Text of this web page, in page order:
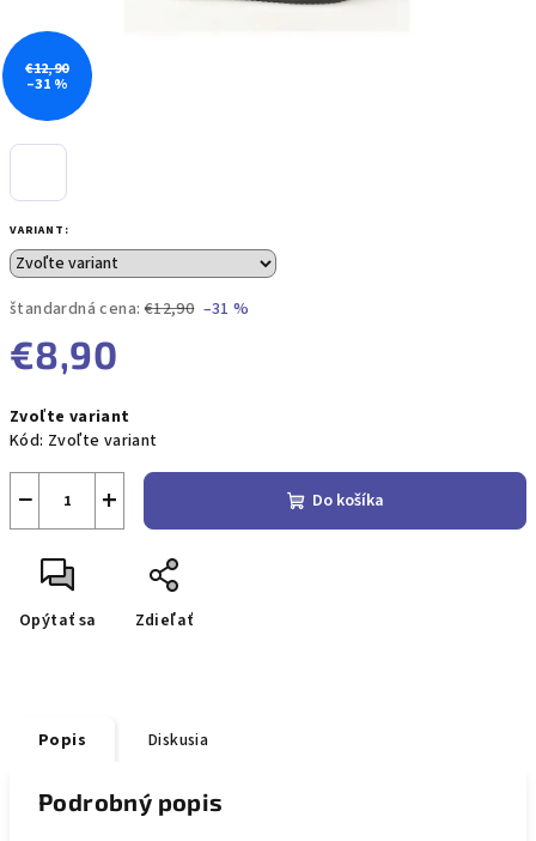
VARIANT:
štandardná cena: €12,90 –31 %
€8,90
cena:
Zvoľte variant
Kód: Zvoľte variant
+
− Do košíka
Opýtať sa Zdieľať
€12,90
–31 %
Popis Diskusia
Podrobný popis